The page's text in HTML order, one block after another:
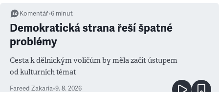
Komentář•6 minut
Demokratická strana řeší špatné
problémy
Cesta k dělnickým voličům by měla začít ústupem
od kulturních témat
Fareed Zakaria•9. 8. 2026